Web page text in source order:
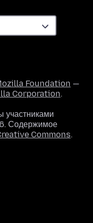
Foundation —
Corporation.
участниками
Содержимое
Commons.